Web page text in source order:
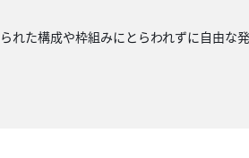
た構成や枠組みにとらわれずに自由な